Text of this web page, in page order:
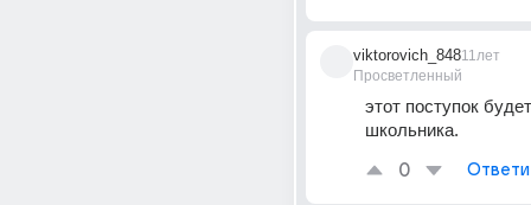
viktorovich_848
Просветленный
11лет
этот поступок
школьника.
0